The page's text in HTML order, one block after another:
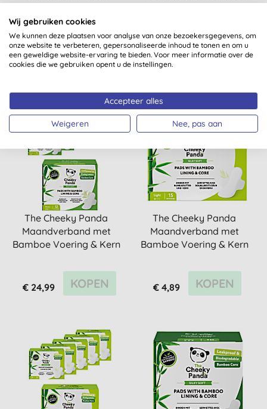
Plasticvrij Bamboo
Toiletpapier (4 rollen)
(4)
€ 5,65 KOPEN
Doekjes
(9)
€ 1,95 KOPEN
The Cheeky Panda
Maandverband met
Bamboe Voering & Kern
€ 24,99 KOPEN
The Cheeky Panda
Maandverband met
Bamboe Voering & Kern
€ 4,89 KOPEN
Wij gebruiken cookies
We kunnen deze plaatsen voor analyse van onze bezoekersgegevens, om
onze website te verbeteren, gepersonaliseerde inhoud te tonen en om u
een geweldige website-ervaring te bieden. Voor meer informatie over de
cookies die we gebruiken opent u de instellingen.
Accepteer alles
Weigeren Nee, pas aan